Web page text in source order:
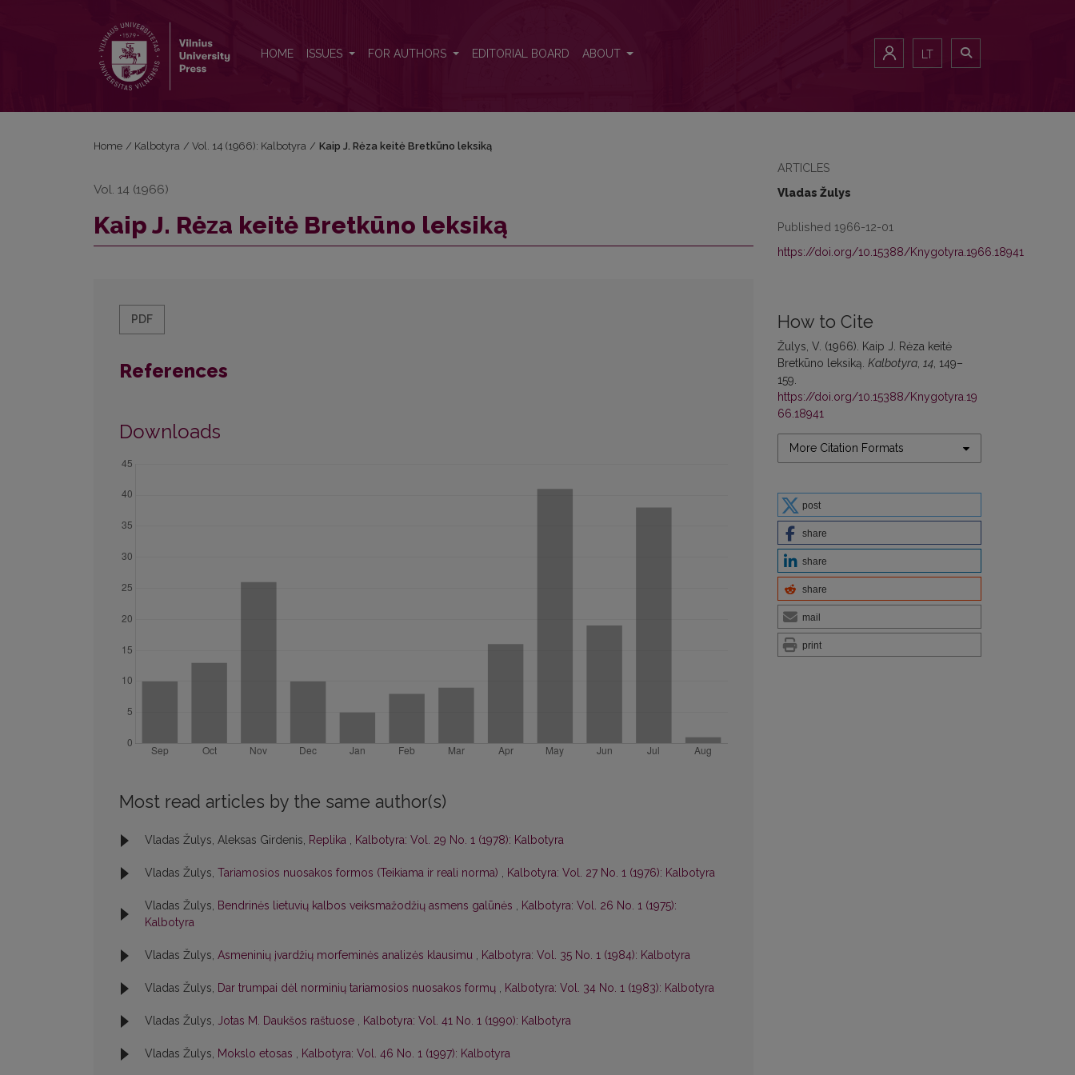
HOME ISSUES FOR AUTHORS EDITORIAL BOARD ABOUT LT
ARTICLES
Vladas Žulys
Published 1966-12-01
https://doi.org/10.15388/Knygotyra.1966.18941
How to Cite
Žulys, V. (1966). Kaip J. Rėza keitė
Bretkūno leksiką. Kalbotyra 14 , 149–
159.
https://doi.org/10.15388/Knygotyra.19
66.18941
More Citation Formats
post
share
share
share
mail
print
Home / Kalbotyra / Vol. 14 (1966): Kalbotyra / Kaip J. Rėza keitė Bretkūno leksiką
Vol. 14 (1966)
Kaip J. Rėza keitė Bretkūno leksiką
PDF
References
Downloads
Most read articles by the same author(s)
Vladas Žulys, Aleksas Girdenis, Replika , Kalbotyra: Vol. 29 No. 1 (1978): Kalbotyra
Vladas Žulys, Tariamosios nuosakos formos (Teikiama ir reali norma) , Kalbotyra: Vol. 27 No. 1 (1976): Kalbotyra
Vladas Žulys, Bendrinės lietuvių kalbos veiksmažodžių asmens galūnės , Kalbotyra: Vol. 26 No. 1 (1975):
Kalbotyra
Vladas Žulys, Asmeninių įvardžių morfeminės analizės klausimu , Kalbotyra: Vol. 35 No. 1 (1984): Kalbotyra
Vladas Žulys, Dar trumpai dėl norminių tariamosios nuosakos formų , Kalbotyra: Vol. 34 No. 1 (1983): Kalbotyra
Vladas Žulys, Jotas M. Daukšos raštuose , Kalbotyra: Vol. 41 No. 1 (1990): Kalbotyra
Vladas Žulys, Mokslo etosas , Kalbotyra: Vol. 46 No. 1 (1997): Kalbotyra